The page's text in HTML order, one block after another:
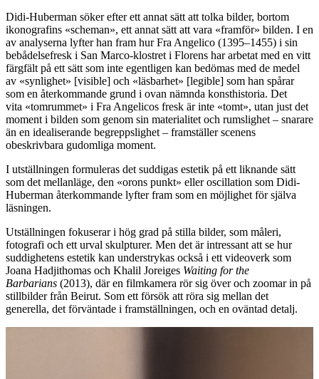
Didi-Huberman söker efter ett annat sätt att tolka bilder, bortom
ikonografins «scheman», ett annat sätt att vara «framför» bilden. I en
av analyserna lyfter han fram hur Fra Angelico (1395–1455) i sin
bebådelsefresk i San Marco-klostret i Florens har arbetat med en vitt
färgfält på ett sätt som inte egentligen kan bedömas med de medel
av «synlighet» [visible] och «läsbarhet» [legible] som han spårar
som en återkommande grund i ovan nämnda konsthistoria. Det
vita «tomrummet» i Fra Angelicos fresk är inte «tomt», utan just det
moment i bilden som genom sin materialitet och rumslighet – snarare
än en idealiserande begreppslighet – framställer scenens
obeskrivbara gudomliga moment.
I utställningen formuleras det suddigas estetik på ett liknande sätt
som det mellanläge, den «orons punkt» eller oscillation som Didi-
Huberman återkommande lyfter fram som en möjlighet för själva
läsningen.
Utställningen fokuserar i hög grad på stilla bilder, som måleri,
fotografi och ett urval skulpturer. Men det är intressant att se hur
suddighetens estetik kan understrykas också i ett videoverk som
Joana Hadjithomas och Khalil Joreiges Waiting for the
Barbarians (2013), där en filmkamera rör sig över och zoomar in på
stillbilder från Beirut. Som ett försök att röra sig mellan det
generella, det förväntade i framställningen, och en oväntad detalj.